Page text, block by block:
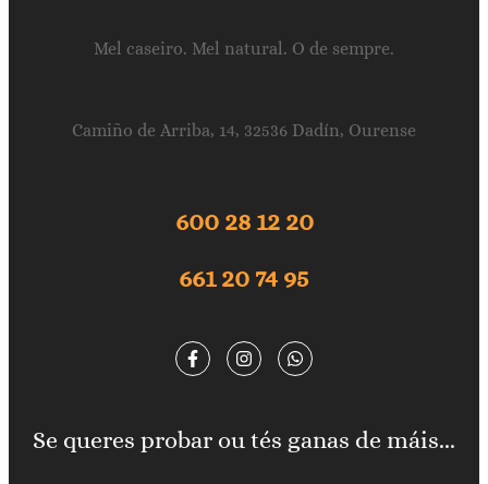
Mel caseiro. Mel natural. O de sempre.
Camiño de Arriba, 14, 32536 Dadín, Ourense
600 28 12 20
661 20 74 95
Se queres probar ou tés ganas de máis...